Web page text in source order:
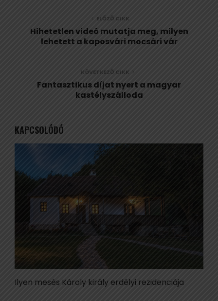
ELŐZŐ CIKK
Hihetetlen videó mutatja meg, milyen
lehetett a kaposvári mocsári vár
KÖVETKEZŐ CIKK
Fantasztikus díjat nyert a magyar
kastélyszálloda
KAPCSOLÓDÓ
Ilyen mesés Károly király erdélyi rezidenciája